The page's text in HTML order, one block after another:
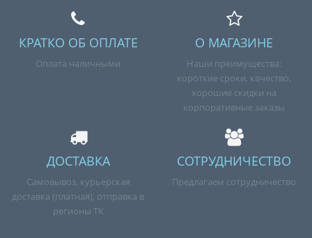
КРАТКО ОБ ОПЛАТЕ
Оплата наличными
О МАГАЗИНЕ
Наши преимущества:
короткие сроки, качество,
хорошие скидки на
корпоративные заказы
ДОСТАВКА
Самовывоз, курьерская
доставка (платная), отправка в
регионы ТК
СОТРУДНИЧЕСТВО
Предлагаем сотрудничество